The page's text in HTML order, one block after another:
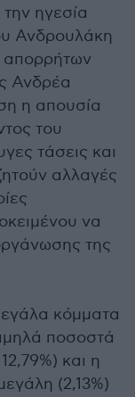
ηγεσία
Ανδρουλάκη
απορρήτων
Ανδρέα
η απουσία
του
τάσεις και
αλλαγές
να
της
κόμματα
ποσοστά
και η
(2,13%)